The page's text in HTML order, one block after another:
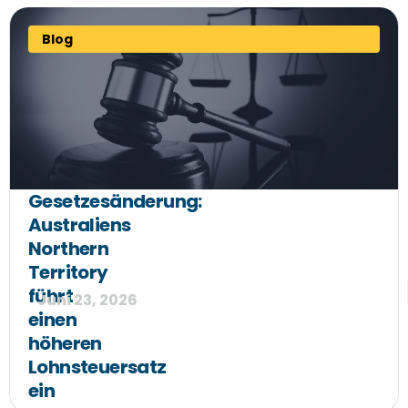
Blog
Gesetzesänderung:
Australiens
Northern
Territory
führt
einen
höheren
Lohnsteuersatz
ein
Juni 23, 2026